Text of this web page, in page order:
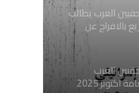
العرب يطالب
بالافراج عن
المعتقلين لديها
العرب
اكتوبر 2025